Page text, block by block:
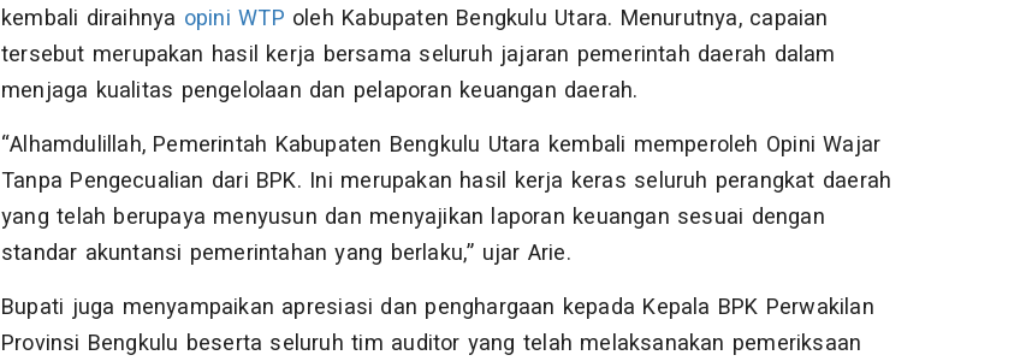
kembali diraihnya opini WTP oleh Kabupaten Bengkulu Utara. Menurutnya, capaian
tersebut merupakan hasil kerja bersama seluruh jajaran pemerintah daerah dalam
menjaga kualitas pengelolaan dan pelaporan keuangan daerah.
“Alhamdulillah, Pemerintah Kabupaten Bengkulu Utara kembali memperoleh Opini Wajar
Tanpa Pengecualian dari BPK. Ini merupakan hasil kerja keras seluruh perangkat daerah
yang telah berupaya menyusun dan menyajikan laporan keuangan sesuai dengan
standar akuntansi pemerintahan yang berlaku,” ujar Arie.
Bupati juga menyampaikan apresiasi dan penghargaan kepada Kepala BPK Perwakilan
Provinsi Bengkulu beserta seluruh tim auditor yang telah melaksanakan pemeriksaan